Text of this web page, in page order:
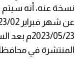
نسخة عنه، أنه
المنتشرة في